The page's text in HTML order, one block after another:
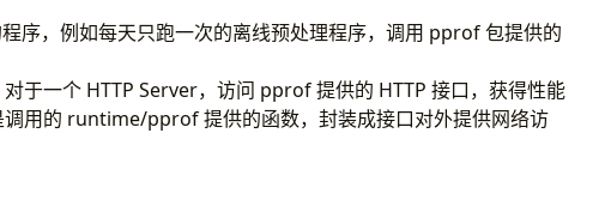
序，例如每天只跑一次的离线预处理程序，调用 pprof 包提供的
于一个 HTTP Server，访问 pprof 提供的 HTTP 接口，获得性能
用的 runtime/pprof 提供的函数，封装成接口对外提供网络访